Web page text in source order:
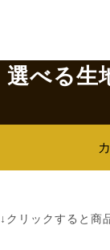
選べる生
↓クリックすると商